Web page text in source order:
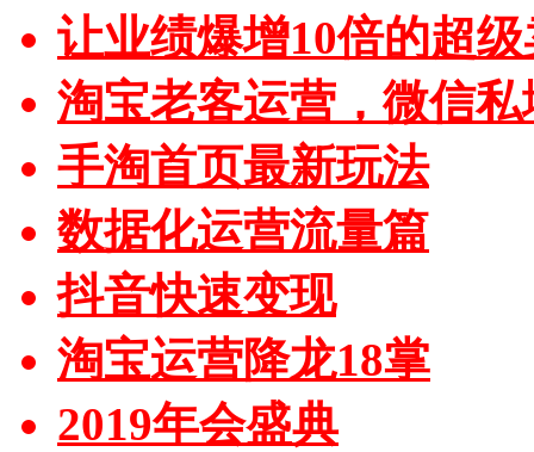
让业绩爆增10倍的超
淘宝老客运营，微信私
手淘首页最新玩法
数据化运营流量篇
抖音快速变现
淘宝运营降龙18掌
2019年会盛典